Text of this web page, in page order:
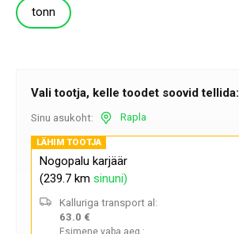
tonn
Vali tootja, kelle toodet soovid tellida:
Sinu asukoht: Rapla
LÄHIM TOOTJA
Nogopalu karjäär
(239.7 km sinuni)
Kalluriga transport al:
63.0 €
Esimene vaba aeg :